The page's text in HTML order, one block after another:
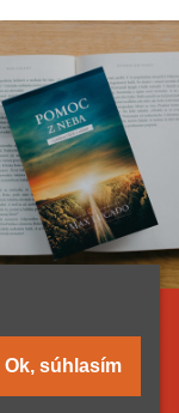
a články
Ok, súhlasím